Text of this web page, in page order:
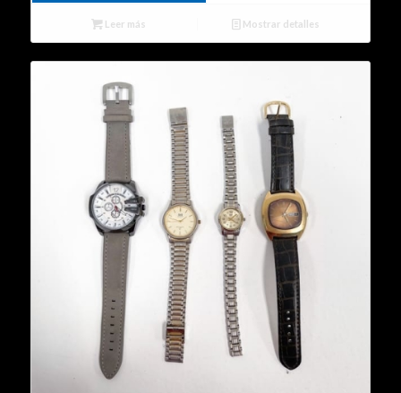
Leer más Mostrar detalles